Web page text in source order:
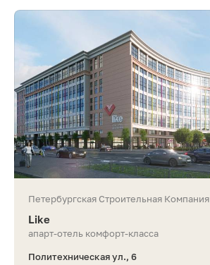
Петербургская Строительная Компания
Like
апарт-отель комфорт-класса
Политехническая ул., 6